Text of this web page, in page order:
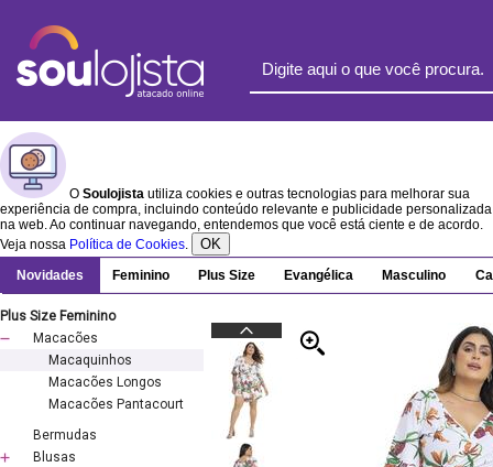
O Soulojista utiliza cookies e outras tecnologias para melhorar sua
experiência de compra, incluindo conteúdo relevante e publicidade personalizada
na web. Ao continuar navegando, entendemos que você está ciente e de acordo.
Veja nossa Política de Cookies. OK
Novidades Feminino Plus Size Evangélica Masculino
Plus Size Feminino
Macacões
Macaquinhos
Macacões Longos
Macacões Pantacourt
Bermudas
Blusas